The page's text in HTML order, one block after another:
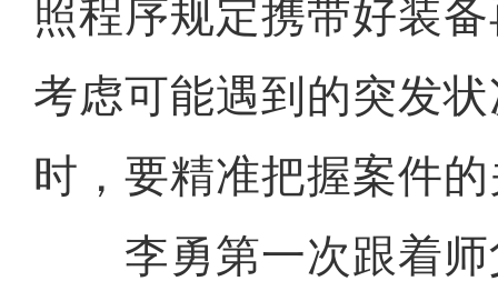
照程序规定携带好装
考虑可能遇到的突发
时，要精准把握案件
李勇第一次跟着师